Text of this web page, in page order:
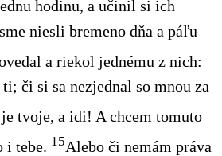
hodinu, a učinil si ich
niesli bremeno dňa a páľu
a riekol jednému z nich:
či si sa nezjednal so mnou za
tvoje, a idi! A chcem tomuto
i tebe. 15Alebo či nemám práva